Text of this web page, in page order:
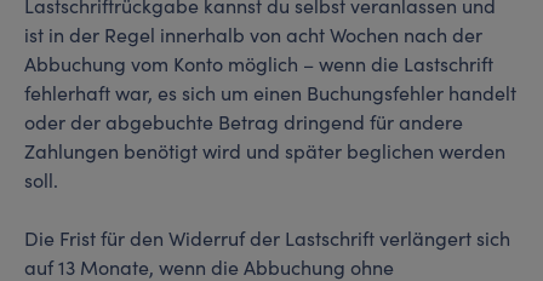
ist in der Regel innerhalb von acht Wochen nach der
Abbuchung vom Konto möglich – wenn die Lastschrift
fehlerhaft war, es sich um einen Buchungsfehler handelt
oder der abgebuchte Betrag dringend für andere
Zahlungen benötigt wird und später beglichen werden
soll.
Die Frist für den Widerruf der Lastschrift verlängert sich
auf 13 Monate, wenn die Abbuchung ohne